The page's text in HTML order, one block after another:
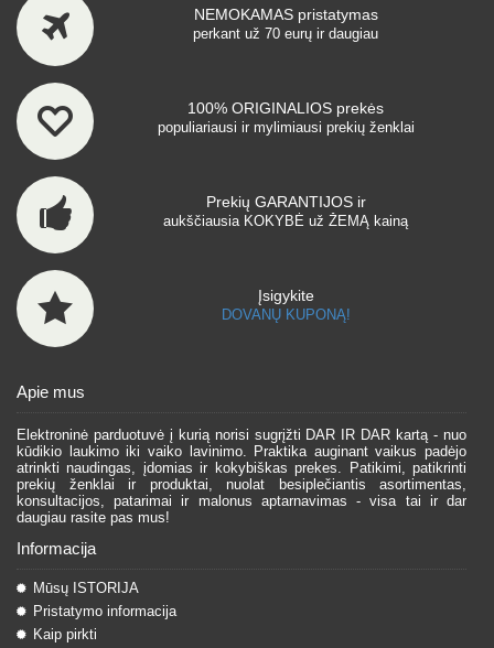
NEMOKAMAS pristatymas
perkant už 70 eurų ir daugiau
100% ORIGINALIOS prekės
populiariausi ir mylimiausi prekių ženklai
Prekių GARANTIJOS ir
aukščiausia KOKYBĖ už ŽEMĄ kainą
Įsigykite
DOVANŲ KUPONĄ!
Apie mus
Elektroninė parduotuvė į kurią norisi sugrįžti DAR IR DAR kartą - nuo
kūdikio laukimo iki vaiko lavinimo. Praktika auginant vaikus padėjo
atrinkti naudingas, įdomias ir kokybiškas prekes. Patikimi, patikrinti
prekių ženklai ir produktai, nuolat besiplečiantis asortimentas,
konsultacijos, patarimai ir malonus aptarnavimas - visa tai ir dar
daugiau rasite pas mus!
Informacija
Mūsų ISTORIJA
Pristatymo informacija
Kaip pirkti